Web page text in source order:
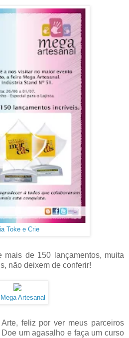
Toke e Crie
mais de 150 lançamentos, muita
não deixem de conferir!
Artesanal
feliz por ver meus parceiros
um agasalho e faça um curso